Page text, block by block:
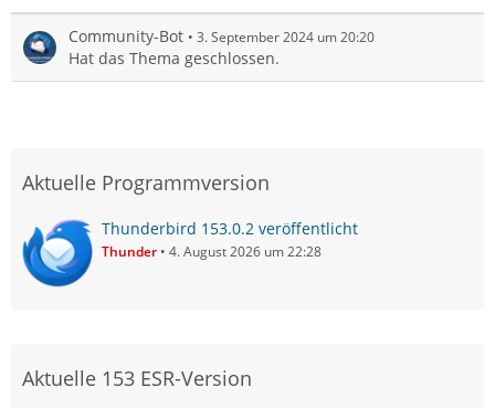
Community-Bot 3. September 2024 um 20:20
Hat das Thema geschlossen.
Aktuelle Programmversion
Thunderbird 153.0.2 veröffentlicht
Thunder 4. August 2026 um 22:28
Aktuelle 153 ESR-Version